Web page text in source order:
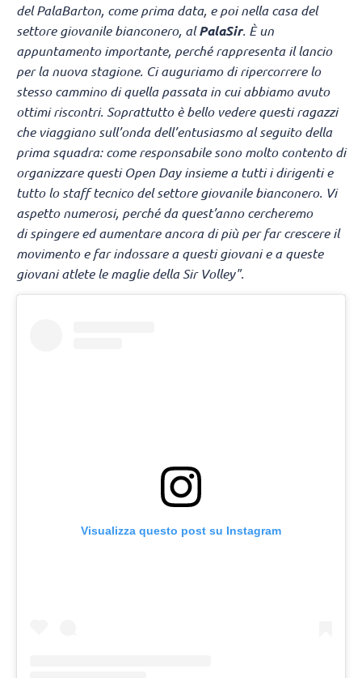
del PalaBarton, come prima data, e poi nella casa del
settore giovanile bianconero, alPalaSir. È un
appuntamento importante, perché rappresenta il lancio
per la nuova stagione. Ci auguriamo di ripercorrere lo
stesso cammino di quella passata in cui abbiamo avuto
ottimi riscontri. Soprattutto è bello vedere questi ragazzi
che viaggiano sull’onda dell’entusiasmo al seguito della
prima squadra: come responsabile sono molto contento di
organizzare questi Open Day insieme a tutti i dirigenti e
tutto lo staff tecnico del settore giovanile bianconero. Vi
aspetto numerosi, perché da quest’anno cercheremo
di spingere ed aumentare ancora di più per far crescere il
movimento e far indossare a questi giovani e a queste
giovani atlete le maglie della Sir Volley".
Visualizza questo post su Instagram